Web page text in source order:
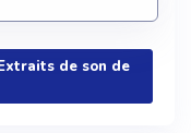
de son de